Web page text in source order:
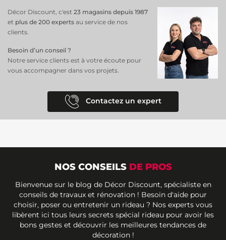
Décor Discount, c'est 23 magasins depuis 1987
et plus de 200 experts au service de nos
clients.
Besoin d’un conseil ?
Notre service clients est à votre écoute pour
vous accompagner dans vos projets.
Contactez un expert
NOS CONSEILS DE PROS
Bienvenue sur le blog de Décor Discount, spécialiste en
conseils de travaux et rénovation ! Besoin d'aide pour
choisir, poser ou entretenir un rideau ? Nos experts vous
libèrent ici tous leurs secrets spécial rideau pour avoir les
bons gestes et découvrir les meilleures tendances de
décoration !